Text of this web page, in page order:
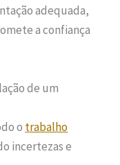
adequada,
a confiança
de um
o trabalho
incertezas e